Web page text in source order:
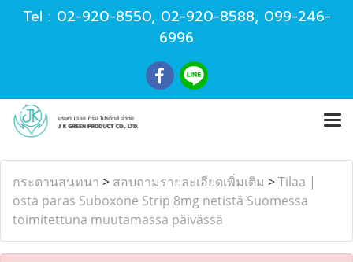
Tel : 02-920-8550, 02-920-8588, 099-246-
6996
กระดานสนทนา > สอบถามรายละเอียดเพิ่มเติม >Tilaa |
osta paras Suboxone Strip 8mg netistä Suomessa
toimitettuna muutamassa päivässä